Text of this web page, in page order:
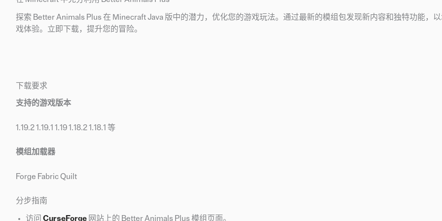
探索 Better Animals Plus 在 Minecraft Java 版中的潜力，优化您的游戏玩法。通过最新的模组包发现新内容和独特功能，
戏体验。立即下载，提升您的冒险。
下载要求
支持的游戏版本
1.19.2 1.19.1 1.19 1.18.2 1.18.1 等
模组加载器
Forge Fabric Quilt
分步指南
访问 CurseForge 网站上的 Better Animals Plus 模组页面。